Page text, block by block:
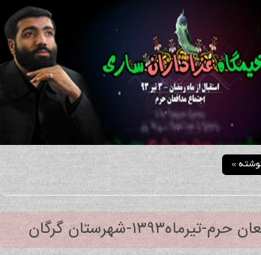
»
تیرماه۱۳۹۳-شهرستان گرگان